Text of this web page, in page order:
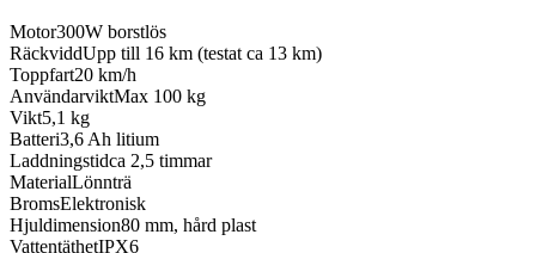
Motor300W borstlös
RäckviddUpp till 16 km (testat ca 13 km)
Toppfart20 km/h
AnvändarviktMax 100 kg
Vikt5,1 kg
Batteri3,6 Ah litium
Laddningstidca 2,5 timmar
MaterialLönnträ
BromsElektronisk
Hjuldimension80 mm, hård plast
VattentäthetIPX6